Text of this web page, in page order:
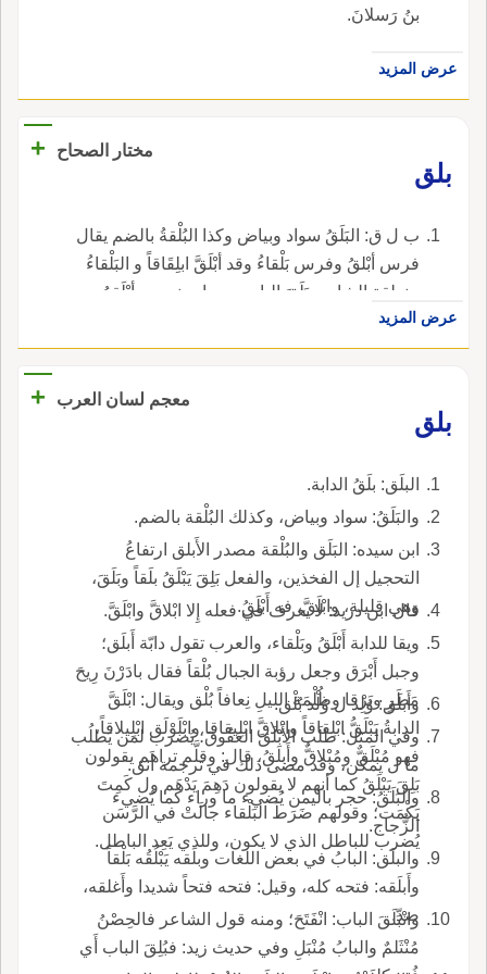
بنُ رَسلانَ.
عرض المزيد
مختار الصحاح
+
بلق
ب ل ق: البَلَقُ سواد وبياض وكذا البُلْقةُ بالضم يقال
فرس أبْلقُ وفرس بَلْقاءُ وقد أبْلَقَّ ابلِقَاقاً و البَلْقاءُ
منطقة الشام و بَلَقَ الباب من باب نصر و أبْلَقهُ
فتحه كله فانبَلَق.عرض المزيد
معجم لسان العرب
+
بلق
البلَق: بلَقُ الدابة.
والبَلَقُ: سواد وبياض، وكذلك البُلْقة بالضم.
ابن سيده: البَلَق والبُلْقة مصدر الأَبلق ارتفاعُ
التحجيل إل الفخذين، والفعل بَلِقَ يَبْلَقُ بلَقاً وبَلَقَ،
وهي قليلة، وابْلَقَّ، فه أَبْلَقُ.
قال ابن دريد: لا يعرف في فعله إِلا ابْلاقَّ وابْلَقَّ.
ويقا للدابة أَبْلَقُ وبَلْقاء، والعرب تقول دابّة أَبلَق؛
وجبل أَبْرَق وجعل رؤبة الجبال بُلْقاً فقال بادَرْنَ رِيحَ
مَطَرٍ وبَرْقا وظُلْمَة الليلِ نِعافاً بُلْق ويقال: ابْلَقَّ
الدابةُ يَبْلَقُّ ابْلِقاقاً وابْلاقَّ ابْلِيقاقا وابْلَوْلَق ابْلِيلاقاً،
فهو مُبْلَقٌّ ومُبْلاقٌّ وأَبلَقُ، قال: وقلَّم تراهم يقولون
بَلِقَ يَبْلَقُ كما أنهم لا يقولون دَهِمَ يَدْهَم ول كَمِتَ
يَكْمَت؛ وقولهم ضَرَطَ البَلْقاء جالَتْ في الرَّسَن
يُضرب للباطل الذي لا يكون، وللذي يَعِد الباطل.
وأَبلَق: وُلِد ل وُلْد بُلْق.
وفي المثل: طلَب الأَبْلَقَ العَقُوقَ؛ يُضرب لمن يَطلُب
ما ل يمكن، وقد مضى ذلك في ترجمة أَنق.
والبَلَقُ: حجر باليمن يُضيء ما وراء كما يُضيء
الزُّجاج.
والبلَق: البابُ في بعض اللغات وبلَقه يَبْلُقُه بَلْقاً
وأَبلَقه: فتحه كله، وقيل: فتحه فتحاً شديدا وأَغلقه،
ضدّ.
وانْبَلَقَ الباب: انْفَتَحَ؛ ومنه قول الشاعر فالحِصْنُ
مُنْثَلمٌ والبابُ مُنْبَلِ وفي حديث زيد: فبُلِقَ الباب أَي